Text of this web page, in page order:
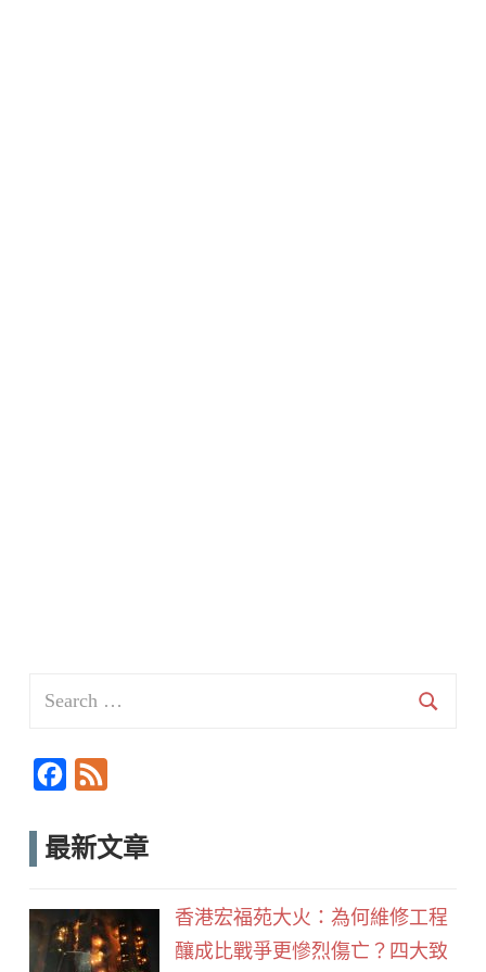
Search
c
o
e
最新文章
香港宏福苑大火：為何維修工程
釀成比戰爭更慘烈傷亡？四大致